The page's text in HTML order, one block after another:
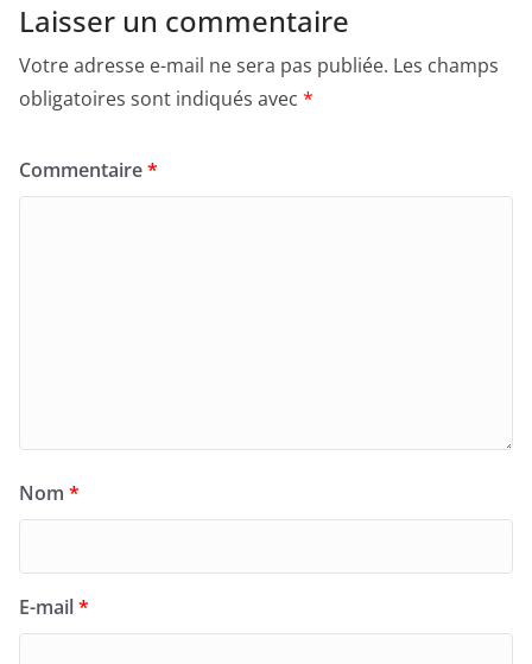
Laisser un commentaire
Votre adresse e-mail ne sera pas publiée. Les champs
obligatoires sont indiqués avec *
Commentaire*
Nom *
E-mail*